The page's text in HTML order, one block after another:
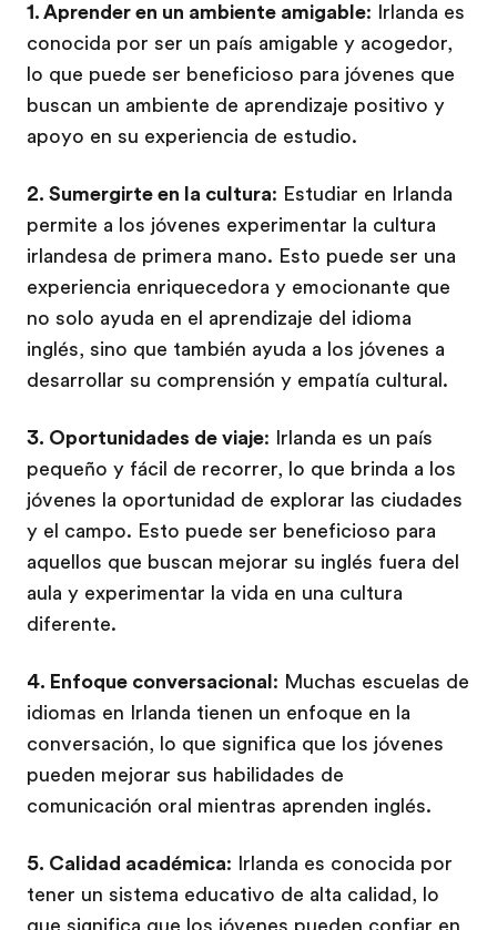
1. Aprender en un ambiente amigable: Irlanda es
conocida por ser un país amigable y acogedor,
lo que puede ser beneficioso para jóvenes que
buscan un ambiente de aprendizaje positivo y
apoyo en su experiencia de estudio.
2. Sumergirte en la cultura: Estudiar en Irlanda
permite a los jóvenes experimentar la cultura
irlandesa de primera mano. Esto puede ser una
experiencia enriquecedora y emocionante que
no solo ayuda en el aprendizaje del idioma
inglés, sino que también ayuda a los jóvenes a
desarrollar su comprensión y empatía cultural.
3. Oportunidades de viaje: Irlanda es un país
pequeño y fácil de recorrer, lo que brinda a los
jóvenes la oportunidad de explorar las ciudades
y el campo. Esto puede ser beneficioso para
aquellos que buscan mejorar su inglés fuera del
aula y experimentar la vida en una cultura
diferente.
4. Enfoque conversacional : Muchas escuelas de
idiomas en Irlanda tienen un enfoque en la
conversación, lo que significa que los jóvenes
pueden mejorar sus habilidades de
comunicación oral mientras aprenden inglés.
5. Calidad académica: Irlanda es conocida por
tener un sistema educativo de alta calidad, lo
que significa que los jóvenes pueden confiar en